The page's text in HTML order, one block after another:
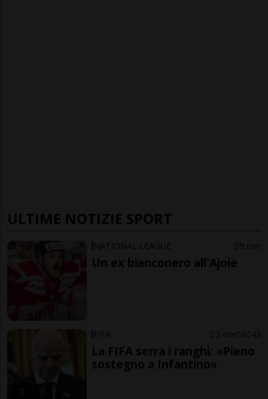
ULTIME NOTIZIE SPORT
NATIONAL LEAGUE 9 min
Un ex bianconero all'Ajoie
FIFA 2 ore 6 43
La FIFA serra i ranghi: «Pieno
sostegno a Infantino»